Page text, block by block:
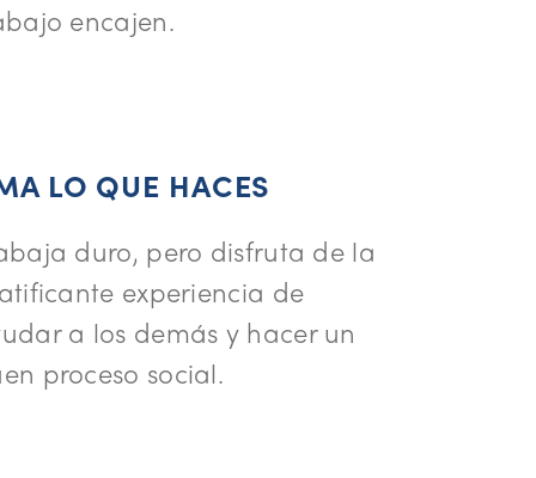
encajen.
LO QUE HACES
duro, pero disfruta de la
experiencia de
a los demás y hacer un
proceso social.